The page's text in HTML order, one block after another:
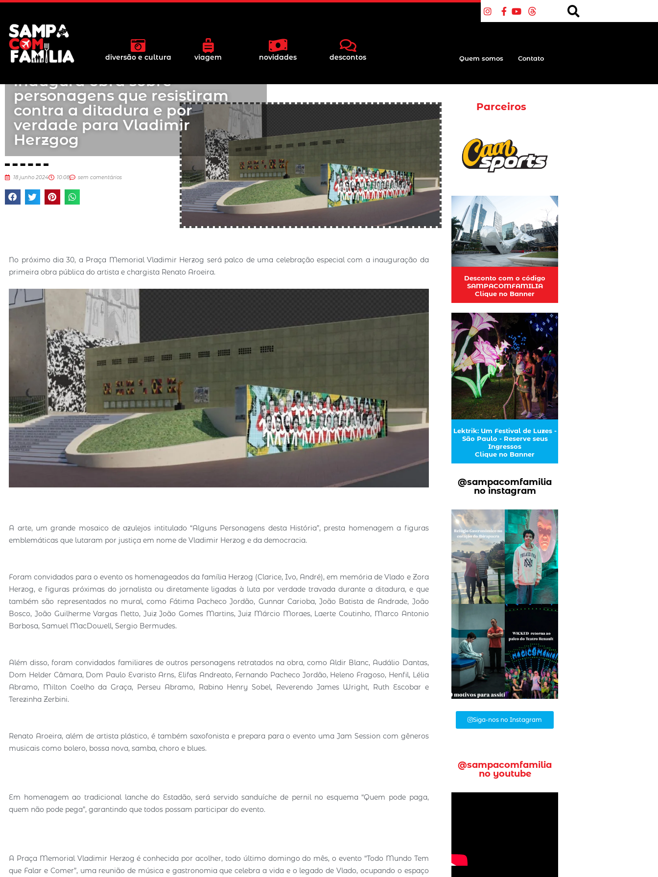
diversão e cultura viagem novidades descontos Quem somos Contato
Artista Renato Aroeira
inaugura obra sobre
personagens que resistiram
contra a ditadura e por
verdade para Vladimir
Herzgog
18 junho 2024 10:08 sem comentários
No próximo dia 30, a Praça Memorial Vladimir Herzog será palco de uma celebração especial com a inauguração da
primeira obra pública do artista e chargista Renato Aroeira.
A arte, um grande mosaico de azulejos intitulado “Alguns Personagens desta História”, presta homenagem a figuras
emblemáticas que lutaram por justiça em nome de Vladimir Herzog e da democracia.
Foram convidados para o evento os homenageados da família Herzog (Clarice, Ivo, André), em memória de Vlado e Zora
Herzog, e figuras próximas do jornalista ou diretamente ligadas à luta por verdade travada durante a ditadura, e que
também são representados no mural, como Fátima Pacheco Jordão, Gunnar Carioba, João Batista de Andrade, João
Bosco, João Guilherme Vargas Netto, Juiz João Gomes Martins, Juiz Márcio Moraes, Laerte Coutinho, Marco Antonio
Barbosa, Samuel MacDowell, Sergio Bermudes.
Além disso, foram convidados familiares de outros personagens retratados na obra, como Aldir Blanc, Audálio Dantas,
Dom Helder Câmara, Dom Paulo Evaristo Arns, Elifas Andreato, Fernando Pacheco Jordão, Heleno Fragoso, Henfil, Lélia
Abramo, Milton Coelho da Graça, Perseu Abramo, Rabino Henry Sobel, Reverendo James Wright, Ruth Escobar e
Terezinha Zerbini.
Renato Aroeira, além de artista plástico, é também saxofonista e prepara para o evento uma Jam Session com gêneros
musicais como bolero, bossa nova, samba, choro e blues.
Em homenagem ao tradicional lanche do Estadão, será servido sanduíche de pernil no esquema “Quem pode paga,
quem não pode pega”, garantindo que todos possam participar do evento.
A Praça Memorial Vladimir Herzog é conhecida por acolher, todo último domingo do mês, o evento “Todo Mundo Tem
que Falar e Comer”, uma reunião de música e gastronomia que celebra a vida e o legado de Vlado, ocupando o espaço
Parceiros
Desconto com o código
SAMPACOMFAMILIA
Clique no Banner
Lektrik: Um Festival de Luzes -
São Paulo - Reserve seus
Ingressos
Clique no Banner
@sampacomfamilia
no instagram
Siga-nos no Instagram
@sampacomfamilia
no youtube